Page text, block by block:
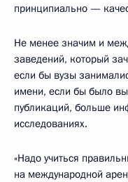
принципиально —
Не менее значим и
заведений, который
если бы вузы
имени, если бы было
публикаций, больше
исследованиях.
«Надо учиться
на международной